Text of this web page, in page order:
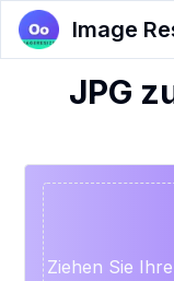
Image
JPG
Ziehen Sie